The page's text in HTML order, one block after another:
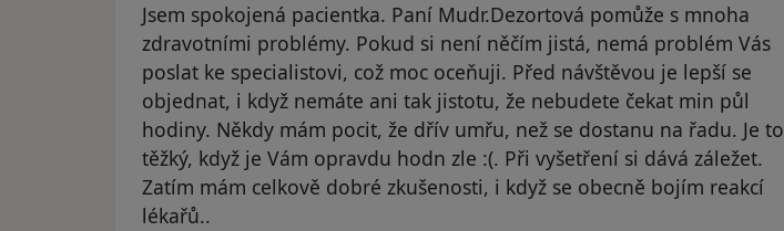
Jsem spokojená pacientka. Paní Mudr.Dezortová pomůže s mnoha
zdravotními problémy. Pokud si není něčím jistá, nemá problém Vás
poslat ke specialistovi, což moc oceňuji. Před návštěvou je lepší se
objednat, i když nemáte ani tak jistotu, že nebudete čekat min půl
hodiny. Někdy mám pocit, že dřív umřu, než se dostanu na řadu. Je to
těžký, když je Vám opravdu hodn zle :(. Při vyšetření si dává záležet.
Zatím mám celkově dobré zkušenosti, i když se obecně bojím reakcí
lékařů..